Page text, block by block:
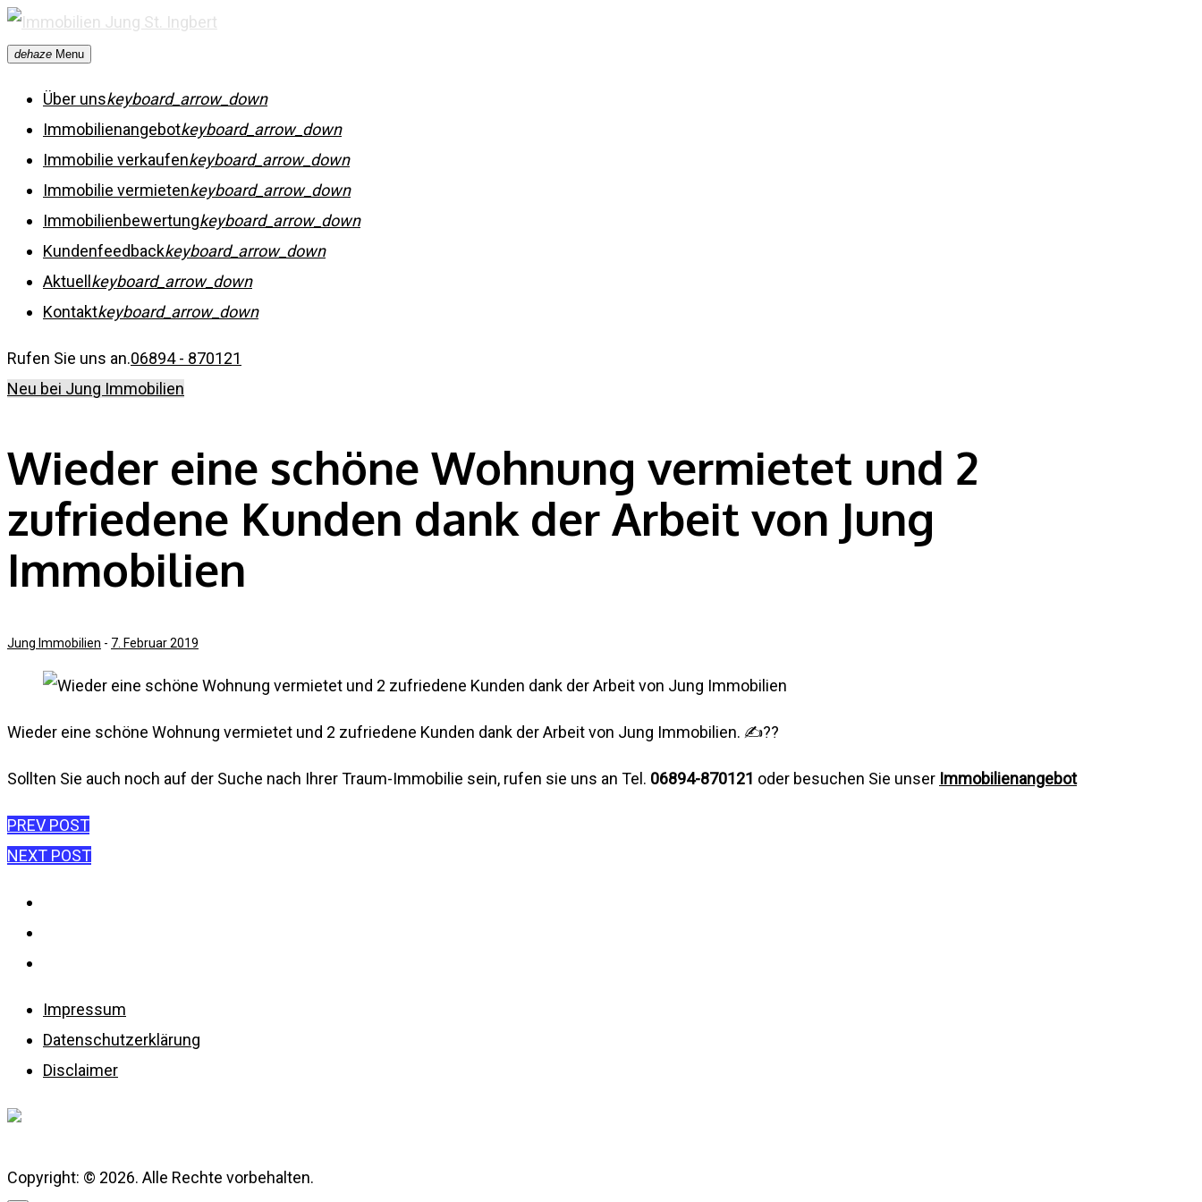
Skip
todehaze Menu
Über unskeyboard_arrow_down
Immobilienangebotkeyboard_arrow_down
Immobilie verkaufenkeyboard_arrow_down
Immobilie vermietenkeyboard_arrow_down
Immobilienbewertungkeyboard_arrow_down
Kundenfeedbackkeyboard_arrow_down
Aktuell keyboard_arrow_down
Kontaktkeyboard_arrow_down
Rufen Sie uns an.06894 - 870121
Neu bei Jung Immobilien
Wieder eine schöne Wohnung vermietet und 2
zufriedene Kunden dank der Arbeit von Jung
Immobilien
Jung Immobilien - 7. Februar 2019
Wieder eine schöne Wohnung vermietet und 2 zufriedene Kunden dank der Arbeit von Jung Immobilien. ✍??
Sollten Sie auch noch auf der Suche nach Ihrer Traum-Immobilie sein, rufen sie uns an Tel. 06894-870121 oder besuchen Sie unser Immobilienangebot
Beitragsnavigation
PREV POST
NEXT POST
Impressum
Datenschutzerklärung
Disclaimer
Copyright: © 2026. Alle Rechte vorbehalten.